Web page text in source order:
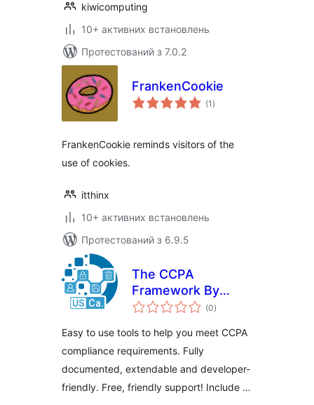
kiwicomputing
10+ активних встановлень
Протестований з 7.0.2
FrankenCookie
(1 загальний
рейтинг
)
FrankenCookie reminds visitors of the
use of cookies.
itthinx
10+ активних встановлень
Протестований з 6.9.5
The CCPA
Framework By
Data443
(0загальний
рейтинг
)
Easy to use tools to help you meet CCPA
compliance requirements. Fully
documented, extendable and developer-
friendly. Free, friendly support! Include …